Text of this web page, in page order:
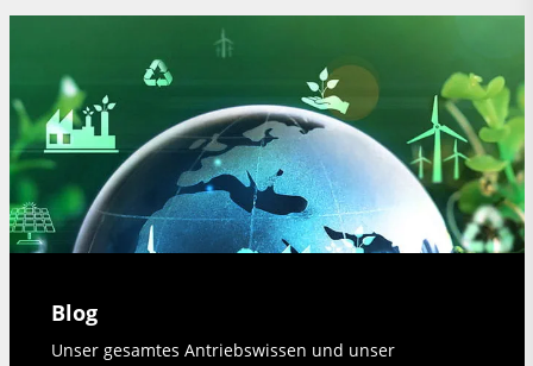
Blog
Unser gesamtes Antriebswissen und unser